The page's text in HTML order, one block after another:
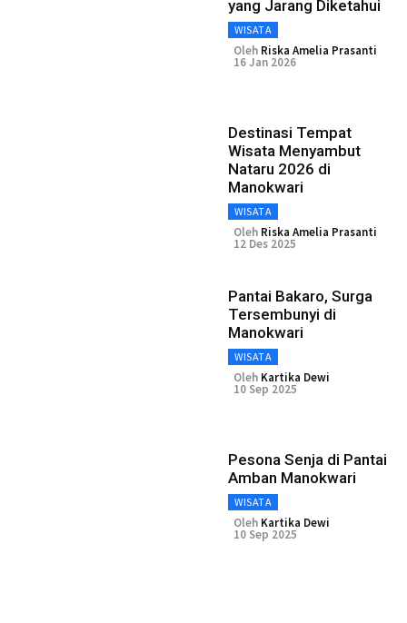
yang Jarang Diketahui
WISATA
Oleh Riska Amelia Prasanti
16 Jan 2026
Destinasi Tempat
Wisata Menyambut
Nataru 2026 di
Manokwari
WISATA
Oleh Riska Amelia Prasanti
12 Des 2025
Pantai Bakaro, Surga
Tersembunyi di
Manokwari
WISATA
Oleh Kartika Dewi
10 Sep 2025
Pesona Senja di Pantai
Amban Manokwari
WISATA
Oleh Kartika Dewi
10 Sep 2025